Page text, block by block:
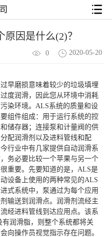
因是什么(2)？
0 2020-05-20
早磨损意味着较少的垃圾填埋
度润滑，因此您从环境中消耗
染环境。ALS系统的质量和设
组件组成：用于运行系统的控
储存器；连接泵和计量阀的供
配润滑剂以及进料管线和配
行业中有几家提供自动润滑系
务必要比较一个苹果与另一个
重要。先要知道的是，ALS是
设备上使用的两种常见的ALS
式系统中，泵通过为每个应用
输送到润滑点。润滑剂流经主
经进料管线到达应用点。该系
润滑脂，则整个系统都将关
向操作员视觉指示存在问题。